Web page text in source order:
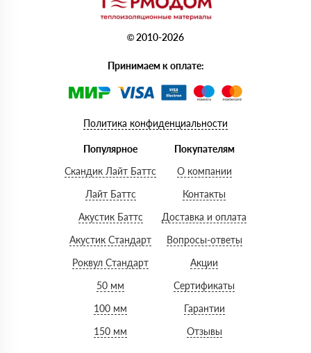
© 2010-2026
Принимаем к оплате:
Политика конфиденциальности
Популярное
Скандик Лайт Баттс
Лайт Баттс
Акустик Баттс
Акустик Стандарт
Роквул Стандарт
50 мм
100 мм
150 мм
Покупателям
О компании
Контакты
Доставка и оплата
Вопросы-ответы
Акции
Сертификаты
Гарантии
Отзывы